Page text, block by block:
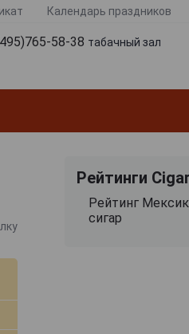
Календарь праздников
58-38 табачный зал
Рейтинги
Рейтинг
сигар